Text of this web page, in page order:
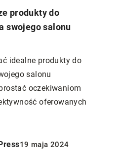
produkty do
swojego salonu
idealne produkty do
salonu
oczekiwaniom
oferowanych
19 maja 2024
PSYCHICZNE